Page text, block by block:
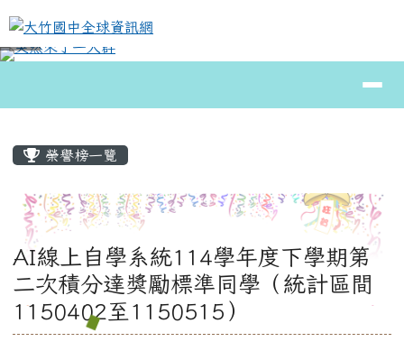
大竹國中全球資訊網
導覽列
榮譽榜一覽
AI線上自學系統114學年度下學期第
二次積分達獎勵標準同學（統計區間
1150402至1150515）